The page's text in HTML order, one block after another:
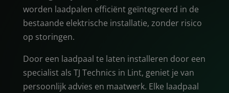
worden laadpalen efficiënt geïntegreerd in de
bestaande elektrische installatie, zonder risico
op storingen.
Door een laadpaal te laten installeren door een
specialist als TJ Technics in Lint, geniet je van
persoonlijk advies en maatwerk. Elke laadpaal